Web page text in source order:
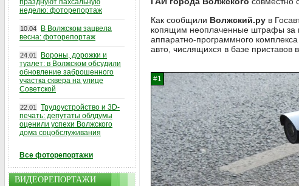
Как сообщили Волжский.ру в
копящим неоплаченные штрафы за
аппаратно-программного комплекса
авто, числящихся в базе приставов
празднуют пахсальную
неделю: фоторепортаж
10.04
В Волжском зацвела
весна: фоторепортаж
24.01
Вороны, дорожки и
туалет: в Волжском обсудили
обновление заброшенного
участка сквера на улице
Советской
22.01
Трудоустройство и 3D-
печать: депутаты облдумы
оценили успехи Волжского
дома соцобслуживания
Все фоторепортажи
ВИДЕОРЕПОРТАЖИ